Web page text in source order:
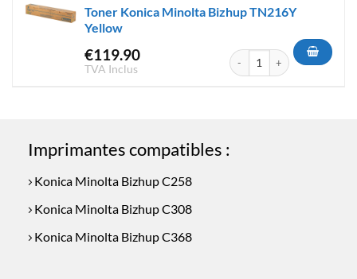
Toner Konica Minolta Bizhup TN216Y
Yellow
€119.90
TVA Inclus
quantité de Toner Konica
Imprimantes compatibles :
Konica Minolta Bizhup C258
Konica Minolta Bizhup C308
Konica Minolta Bizhup C368